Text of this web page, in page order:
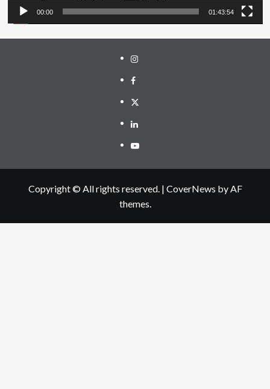
00:00 01:43:54
Instagram
Facebook
Twitter
Linkedin
Youtube
Copyright © All rights reserved. | CoverNews by AF
themes.